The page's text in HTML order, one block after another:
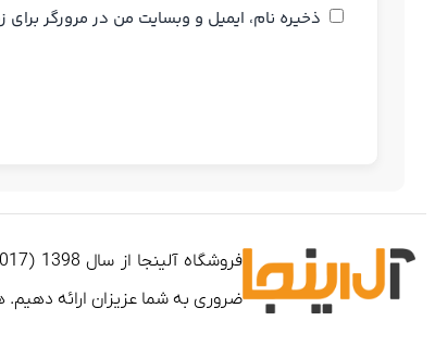
ذخیره نام، ایمیل و وبسایت من در مرورگر
ضروری به شما عزیزان ارائه